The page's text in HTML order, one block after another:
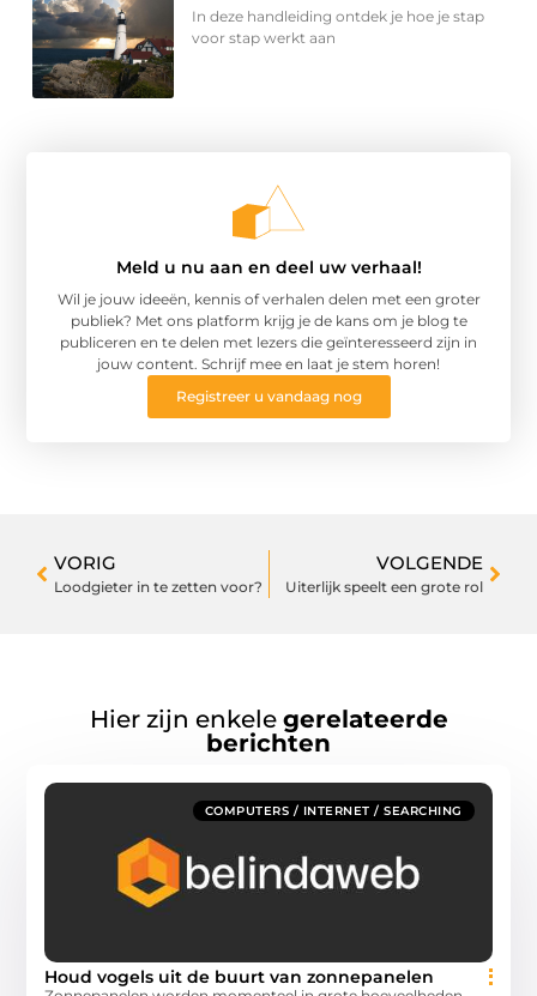
In deze handleiding ontdek je hoe je stap
voor stap werkt aan
Meld u nu aan en deel uw verhaal!
Wil je jouw ideeën, kennis of verhalen delen met een groter
publiek? Met ons platform krijg je de kans om je blog te
publiceren en te delen met lezers die geïnteresseerd zijn in
jouw content. Schrijf mee en laat je stem horen!
Registreer u vandaag nog
VORIG
Loodgieter in te zetten voor?
VOLGENDE
Uiterlijk speelt een grote rol
Hier zijn enkele gerelateerde
berichten
COMPUTERS / INTERNET / SEARCHING
Houd vogels uit de buurt van zonnepanelen